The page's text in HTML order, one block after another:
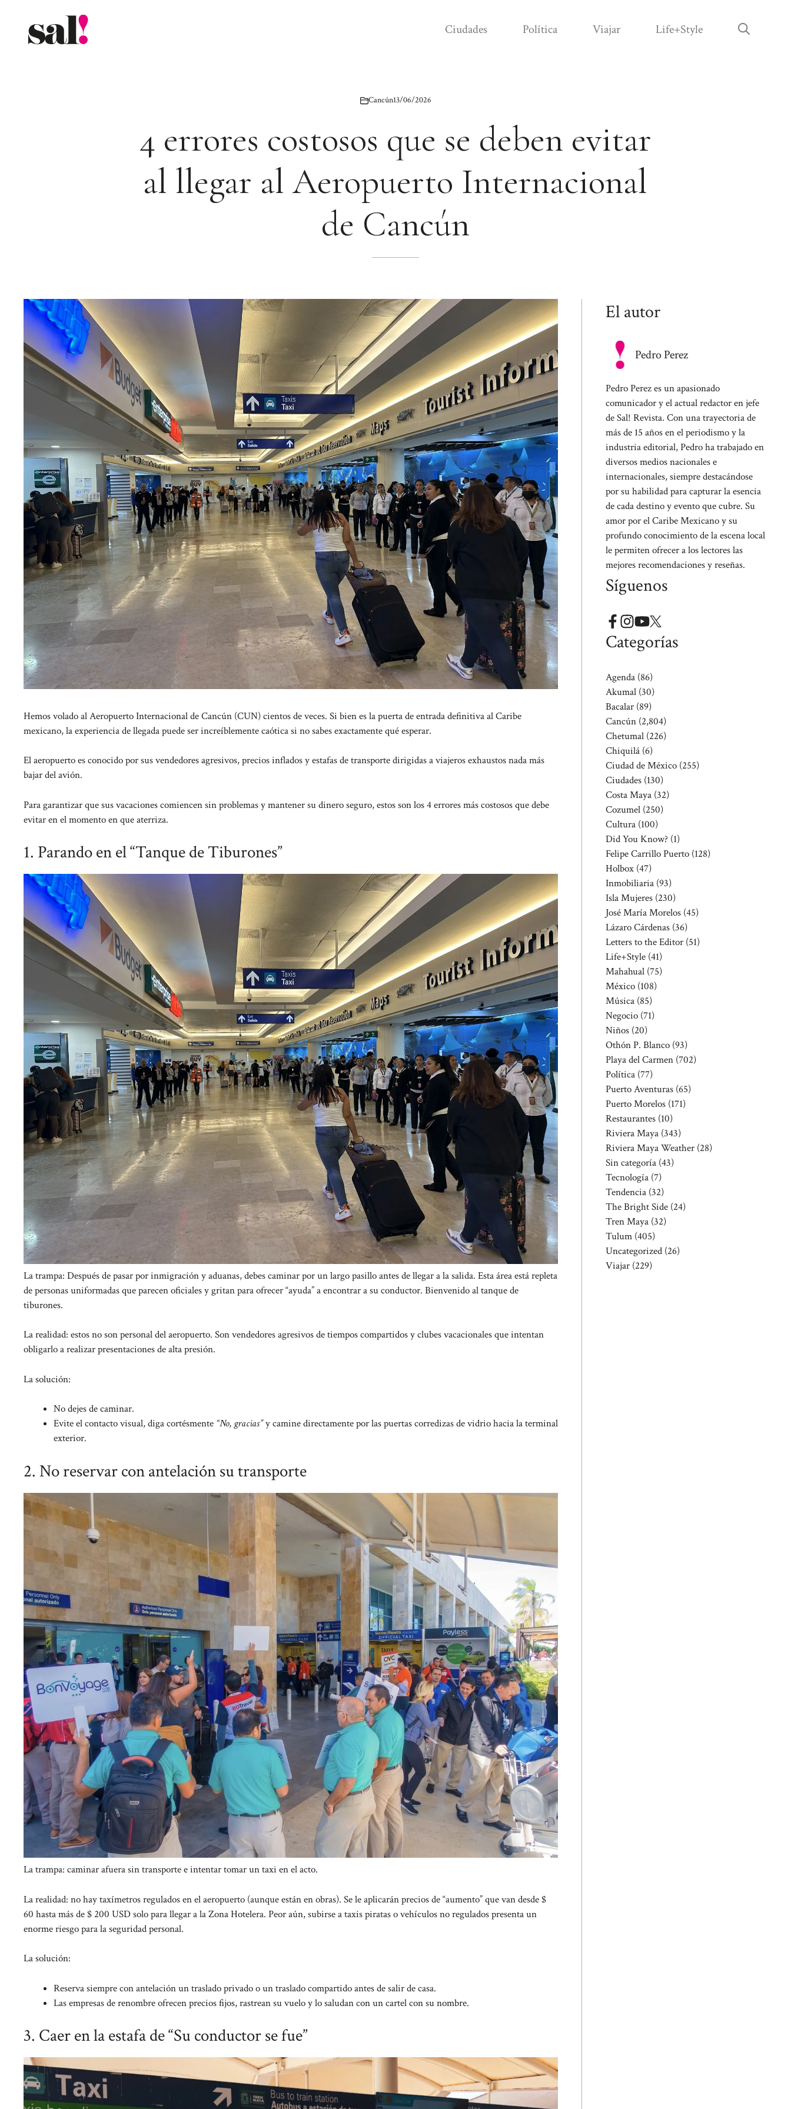
contenido
Ciudades Política Viajar Life+Style
Cancún13/06/2026
4 errores costosos que se deben evitar
al llegar al Aeropuerto Internacional
de Cancún
Hemos volado al Aeropuerto Internacional de Cancún (CUN) cientos de veces. Si bien es la puerta de entrada definitiva al Caribe
mexicano, la experiencia de llegada puede ser increíblemente caótica si no sabes exactamente qué esperar.
El aeropuerto es conocido por sus vendedores agresivos, precios inflados y estafas de transporte dirigidas a viajeros exhaustos nada más
bajar del avión.
Para garantizar que sus vacaciones comiencen sin problemas y mantener su dinero seguro, estos son los 4 errores más costosos que debe
evitar en el momento en que aterriza.
1. Parando en el “Tanque de Tiburones”
La trampa: Después de pasar por inmigración y aduanas, debes caminar por un largo pasillo antes de llegar a la salida. Esta área está repleta
de personas uniformadas que parecen oficiales y gritan para ofrecer “ayuda” a encontrar a su conductor. Bienvenido al tanque de
tiburones.
La realidad: estos no son personal del aeropuerto. Son vendedores agresivos de tiempos compartidos y clubes vacacionales que intentan
obligarlo a realizar presentaciones de alta presión.
La solución:
No dejes de caminar.
Evite el contacto visual, diga cortésmente “No, gracias”y camine directamente por las puertas corredizas de vidrio hacia la terminal
exterior.
2. No reservar con antelación su transporte
La trampa: caminar afuera sin transporte e intentar tomar un taxi en el acto.
La realidad: no hay taxímetros regulados en el aeropuerto (aunque están en obras). Se le aplicarán precios de “aumento” que van desde $
60 hasta más de $ 200 USD solo para llegar a la Zona Hotelera. Peor aún, subirse a taxis piratas o vehículos no regulados presenta un
enorme riesgo para la seguridad personal.
La solución:
Reserva siempre con antelación un traslado privado o un traslado compartido antes de salir de casa.
Las empresas de renombre ofrecen precios fijos, rastrean su vuelo y lo saludan con un cartel con su nombre.
3. Caer en la estafa de “Su conductor se fue”
El autor
Pedro Perez
Pedro Perez es un apasionado
comunicador y el actual redactor en jefe
de Sal! Revista. Con una trayectoria de
más de 15 años en el periodismo y la
industria editorial, Pedro ha trabajado en
diversos medios nacionales e
internacionales, siempre destacándose
por su habilidad para capturar la esencia
de cada destino y evento que cubre. Su
amor por el Caribe Mexicano y su
profundo conocimiento de la escena local
le permiten ofrecer a los lectores las
mejores recomendaciones y reseñas.
Síguenos
Categorías
Agenda (86)
Akumal (30)
Bacalar (89)
Cancún (2,804)
Chetumal (226)
Chiquilá (6)
Ciudad de México (255)
Ciudades (130)
Costa Maya (32)
Cozumel (250)
Cultura (100)
Did You Know? (1)
Felipe Carrillo Puerto (128)
Holbox (47)
Inmobiliaria (93)
Isla Mujeres (230)
José María Morelos (45)
Lázaro Cárdenas (36)
Letters to the Editor (51)
Life+Style (41)
Mahahual (75)
México (108)
Música (85)
Negocio (71)
Niños (20)
Othón P. Blanco (93)
Playa del Carmen (702)
Política (77)
Puerto Aventuras (65)
Puerto Morelos (171)
Restaurantes (10)
Riviera Maya (343)
Riviera Maya Weather (28)
Sin categoría (43)
Tecnología (7)
Tendencia (32)
The Bright Side (24)
Tren Maya (32)
Tulum (405)
Uncategorized (26)
Viajar (229)